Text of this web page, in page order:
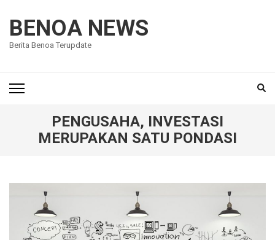
konten
(Tekan
BENOA NEWS
Berita Benoa Terupdate
PENGUSAHA, INVESTASI
MERUPAKAN SATU PONDASI